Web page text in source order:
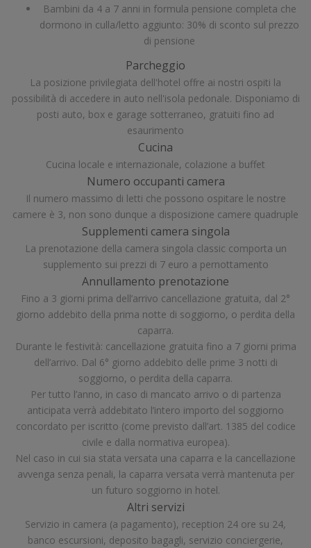
Bambini da 4 a 7 anni in formula pensione completa che
dormono in culla/letto aggiunto: 30% di sconto sul prezzo
di pensione
Parcheggio
La posizione privilegiata dell'hotel offre ai nostri ospiti la
possibilità di accedere in auto nell'isola pedonale. Disponiamo di
posti auto, box e garage sotterraneo, gratuiti fino ad
esaurimento
Cucina
Cucina locale e internazionale, colazione a buffet
Numero occupanti camera
Il numero massimo di letti che possono ospitare le nostre
camere è 3, non sono dunque a disposizione camere quadruple
Supplementi camera singola
La prenotazione della camera singola classic comporta un
supplemento sui prezzi di 7 euro a pernottamento
Annullamento prenotazione
Fino a 3 giorni prima dell’arrivo cancellazione gratuita, dal 2°
giorno addebito della prima notte di soggiorno, o perdita della
caparra.
Durante le festività: cancellazione gratuita fino a 7 giorni prima
dell’arrivo. Dal 6° giorno addebito delle prime 3 notti di
soggiorno, o perdita della caparra.
Per tutto l’anno, in caso di mancato arrivo o di partenza
anticipata verrà addebitato l’intero importo del soggiorno
concordato per iscritto (come previsto dall’art. 1385 del codice
civile e dalla normativa europea).
Nel caso in cui sia stata versata una caparra e la cancellazione
avvenga senza penali, la caparra versata verrà mantenuta per
un futuro soggiorno in hotel.
Altri servizi
Servizio in camera (a pagamento), reception 24 ore su 24,
banco escursioni, deposito bagagli, servizio conciergerie,